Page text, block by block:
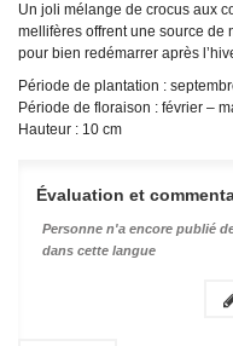
Un joli mélange de crocus aux
mellifères offrent une source de
pour bien redémarrer après
Période de plantation :
Période de floraison : février –
Hauteur : 10 cm
Évaluation et
Personne n'a encore publié
dans cette langue